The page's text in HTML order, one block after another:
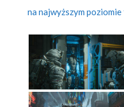
na najwyższym